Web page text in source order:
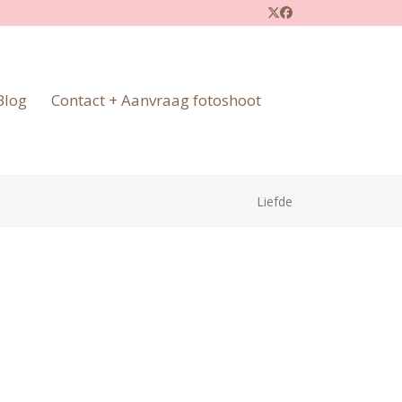
Twitter
Facebook
Contact + Aanvraag fotoshoot
Liefde